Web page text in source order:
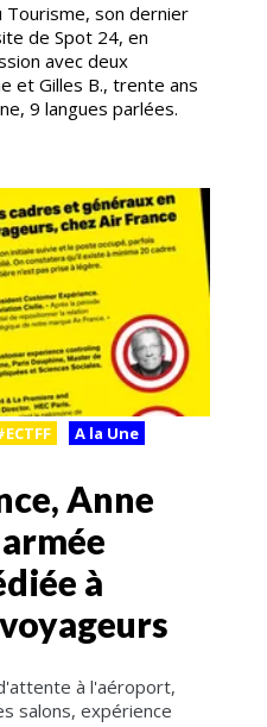
Tourisme, son dernier
de Spot 24, en
avec deux
et Gilles B., trente ans
9 langues parlées.
A la Une
Anne
à
à l'aéroport,
salons, expérience